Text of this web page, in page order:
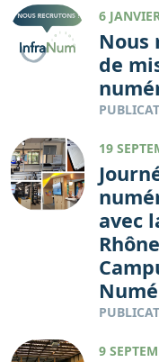
6
Nous
de
19
avec
9